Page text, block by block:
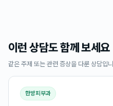
이런 상담도 함께 보세요
같은 주제 또는 관련 증상을 다룬 상담입
한방피부과